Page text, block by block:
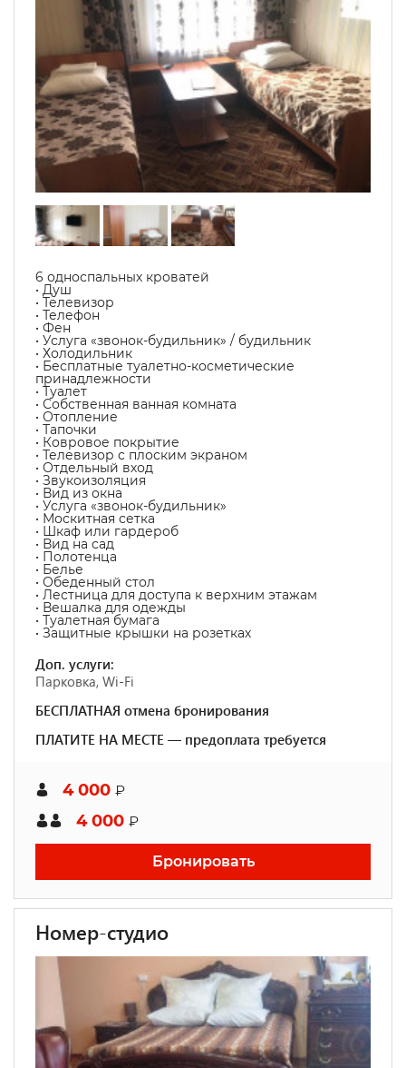
6 односпальных кроватей
• Душ
• Телевизор
• Телефон
• Фен
• Услуга «звонок-будильник» / будильник
• Холодильник
• Бесплатные туалетно-косметические
принадлежности
• Туалет
• Собственная ванная комната
• Отопление
• Тапочки
• Ковровое покрытие
• Телевизор с плоским экраном
• Отдельный вход
• Звукоизоляция
• Вид из окна
• Услуга «звонок-будильник»
• Москитная сетка
• Шкаф или гардероб
• Вид на сад
• Полотенца
• Белье
• Обеденный стол
• Лестница для доступа к верхним этажам
• Вешалка для одежды
• Туалетная бумага
• Защитные крышки на розетках
Доп. услуги:
Парковка, Wi-Fi
БЕСПЛАТНАЯ отмена бронирования
ПЛАТИТЕ НА МЕСТЕ — предоплата требуется
4 000 ₽
4 000 ₽
Бронировать
Номер-студио